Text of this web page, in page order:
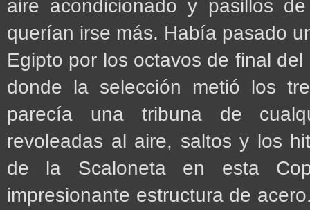
aire acondicionado y pasillos
querían irse más. Había pasado
Egipto por los octavos de final
donde la selección metió los
parecía una tribuna de
revoleadas al aire, saltos y los
de la Scaloneta en esta
impresionante estructura de